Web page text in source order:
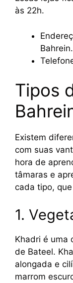
às 22h.
Bahrein.
Tipos
Existem
com suas
hora de
tâmaras e
cada tipo,
1.
Khadri é uma
de Bateel.
alongada e
marrom